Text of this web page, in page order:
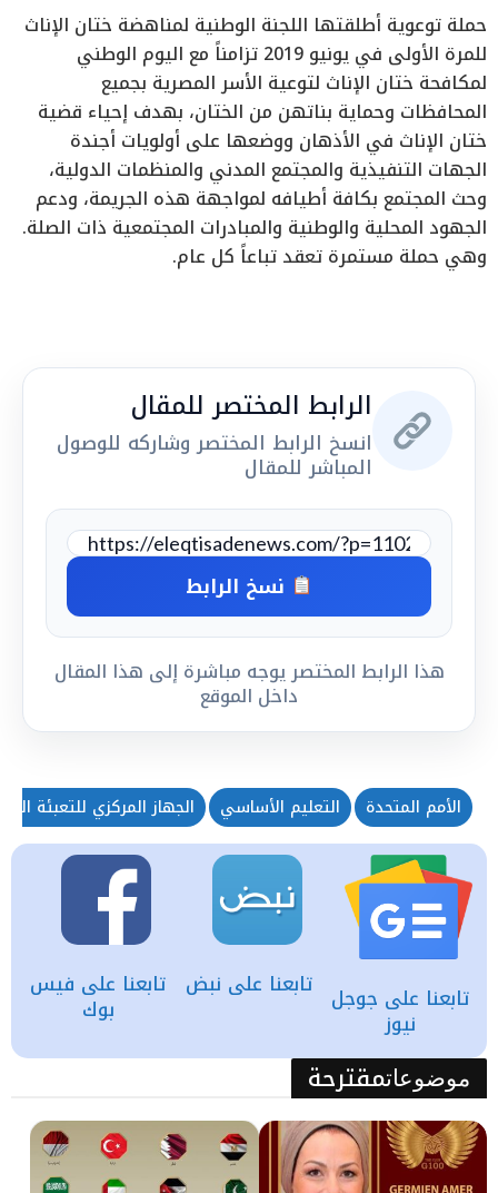
حملة توعوية أطلقتها اللجنة الوطنية لمناهضة ختان الإناث
للمرة الأولى في يونيو 2019 تزامناً مع اليوم الوطني
لمكافحة ختان الإناث لتوعية الأسر المصرية بجميع
المحافظات وحماية بناتهن من الختان، بهدف إحياء قضية
ختان الإناث في الأذهان ووضعها على أولويات أجندة
الجهات التنفيذية والمجتمع المدني والمنظمات الدولية،
وحث المجتمع بكافة أطيافه لمواجهة هذه الجريمة، ودعم
الجهود المحلية والوطنية والمبادرات المجتمعية ذات الصلة.
وهي حملة مستمرة تعقد تباعاً كل عام.
الرابط المختصر للمقال
انسخ الرابط المختصر وشاركه للوصول
المباشر للمقال
نسخ الرابط
هذا الرابط المختصر يوجه مباشرة إلى هذا المقال
داخل الموقع
الأمم المتحدة التعليم الأساسي الجهاز المركزي للتعبئة
تابعنا على فيس
بوك
تابعنا على نبض تابعنا على جوجل
نيوز
موضوعاتمقترحة